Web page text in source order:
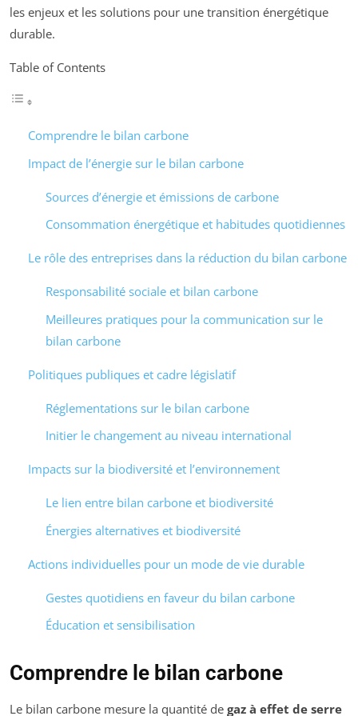
les enjeux et les solutions pour une transition énergétique
durable.
Table of Contents
Comprendre le bilan carbone
Impact de l’énergie sur le bilan carbone
Sources d’énergie et émissions de carbone
Consommation énergétique et habitudes quotidiennes
Le rôle des entreprises dans la réduction du bilan carbone
Responsabilité sociale et bilan carbone
Meilleures pratiques pour la communication sur le
bilan carbone
Politiques publiques et cadre législatif
Réglementations sur le bilan carbone
Initier le changement au niveau international
Impacts sur la biodiversité et l’environnement
Le lien entre bilan carbone et biodiversité
Énergies alternatives et biodiversité
Actions individuelles pour un mode de vie durable
Gestes quotidiens en faveur du bilan carbone
Éducation et sensibilisation
Comprendre le bilan carbone
Le bilan carbone mesure la quantité de gaz à effet de serre